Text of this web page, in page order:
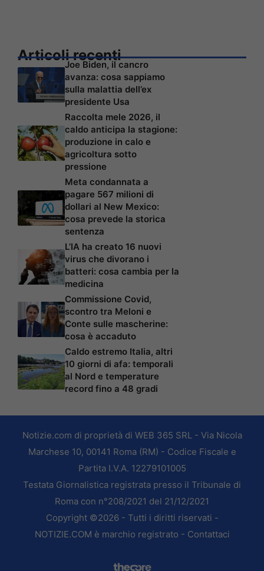
Articoli recenti
Joe Biden, il cancro
avanza: cosa sappiamo
sulla malattia dell’ex
presidente Usa
Raccolta mele 2026, il
caldo anticipa la stagione:
produzione in calo e
agricoltura sotto
pressione
Meta condannata a
pagare 567 milioni di
dollari al New Mexico:
cosa prevede la storica
sentenza
L’IA ha creato 16 nuovi
virus che divorano i
batteri: cosa cambia per la
medicina
Commissione Covid,
scontro tra Meloni e
Conte sulle mascherine:
cosa è accaduto
Caldo estremo Italia, altri
10 giorni di afa: temporali
al Nord e temperature
record fino a 48 gradi
Notizie.com di proprietà di WEB 365 SRL - Via Nicola
Marchese 10, 00141 Roma (RM) - Codice Fiscale e
Partita I.V.A. 12279101005
Testata Giornalistica registrata presso il Tribunale di
Roma con n°208/2021 del 21/12/2021
Copyright ©2026 - Tutti i diritti riservati -
NOTIZIE.COM è marchio registrato - Contattaci